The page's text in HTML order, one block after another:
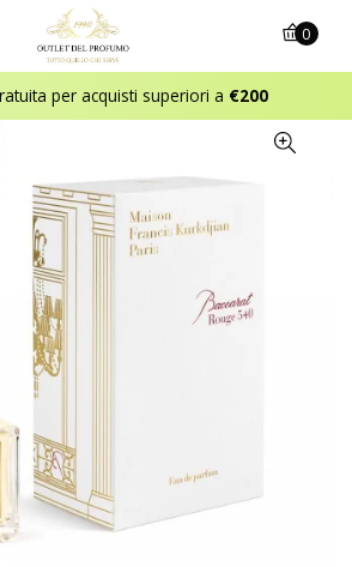
per acquisti superiori a €200
0